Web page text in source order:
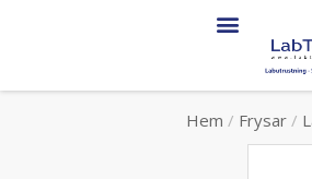
Hem / Frysar /